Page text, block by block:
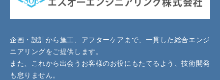
企画・設計から施工、アフターケアまで、一貫した総合エンジ
ニアリングをご提供します。
また、これから出会うお客様のお役にもたてるよう、技術開発
も怠りません。